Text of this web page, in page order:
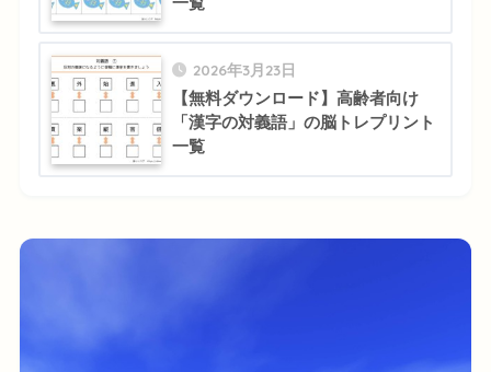
2026年3月23日
【無料ダウンロード】高齢者向け
「漢字の対義語」の脳トレプリント
一覧